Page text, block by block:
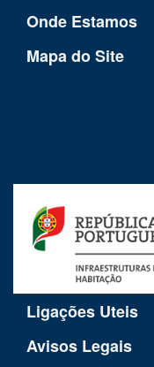
Onde Estamos
Mapa do Site
Ligações Uteis
Avisos Legais